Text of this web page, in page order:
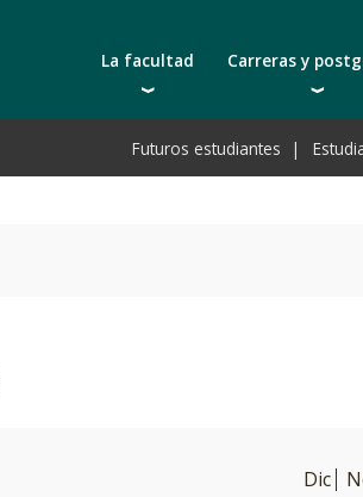
La facultad
Autoridades
Docentes | Escuela de Ingeniería
Carreras y
Carreras
Tecnicaturas
Futuros estudiantes
Dic